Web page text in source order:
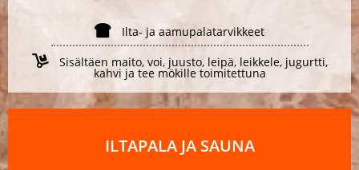
Ilta- ja aamupalatarvikkeet
Sisältäen maito, voi, juusto, leipä, leikkele, jugurtti,
kahvi ja tee mökille toimitettuna
ILTAPALA JA SAUNA